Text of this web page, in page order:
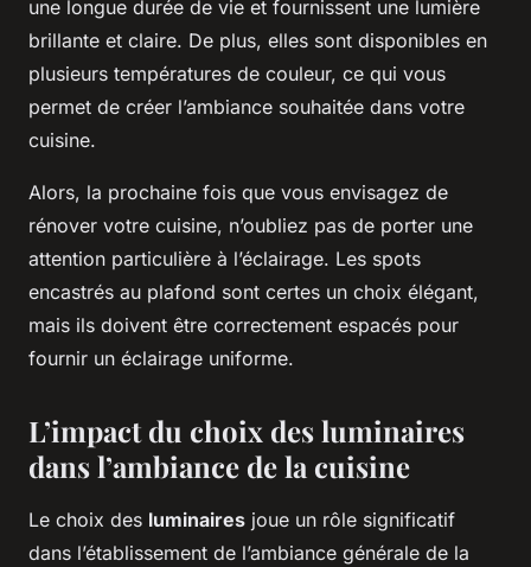
une longue durée de vie et fournissent une lumière
brillante et claire. De plus, elles sont disponibles en
plusieurs températures de couleur, ce qui vous
permet de créer l’ambiance souhaitée dans votre
cuisine.
Alors, la prochaine fois que vous envisagez de
rénover votre cuisine, n’oubliez pas de porter une
attention particulière à l’éclairage. Les spots
encastrés au plafond sont certes un choix élégant,
mais ils doivent être correctement espacés pour
fournir un éclairage uniforme.
L’impact du choix des luminaires
dans l’ambiance de la cuisine
Le choix des luminaires joue un rôle significatif
dans l’établissement de l’ambiance générale de la